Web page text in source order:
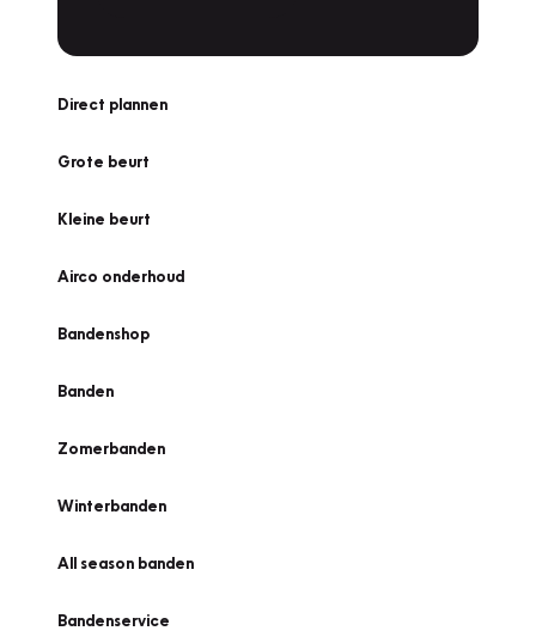
Direct plannen
Grote beurt
Kleine beurt
Airco onderhoud
Bandenshop
Banden
Zomerbanden
Winterbanden
All season banden
Bandenservice